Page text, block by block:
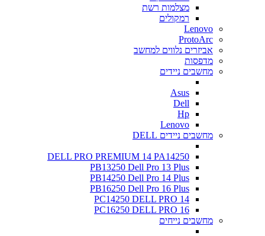
מצלמות רשת
רמקולים
Lenovo
ProtoArc
אביזרים נלווים למחשב
מדפסות
מחשבים ניידים
Asus
Dell
Hp
Lenovo
מחשבים ניידים DELL
DELL PRO PREMIUM 14 PA14250
PB13250 Dell Pro 13 Plus
PB14250 Dell Pro 14 Plus
PB16250 Dell Pro 16 Plus
PC14250 DELL PRO 14
PC16250 DELL PRO 16
מחשבים נייחים